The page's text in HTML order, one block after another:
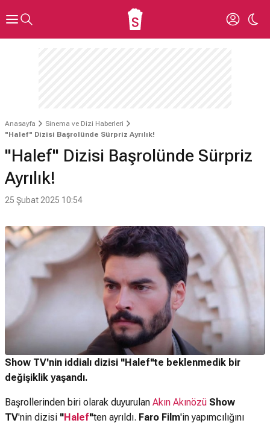
Anasayfa
Sinema ve Dizi Haberleri
"Halef" Dizisi Başrolünde Sürpriz Ayrılık!
"Halef" Dizisi Başrolünde Sürpriz
Ayrılık!
25 Şubat 2025 10:54
Show TV'nin iddialı dizisi "Halef"te beklenmedik bir
değişiklik yaşandı.
Başrollerinden biri olarak duyurulan Akın Akınözü Show
TV'nin dizisi "Halef"ten ayrıldı. Faro Film'in yapımcılığını